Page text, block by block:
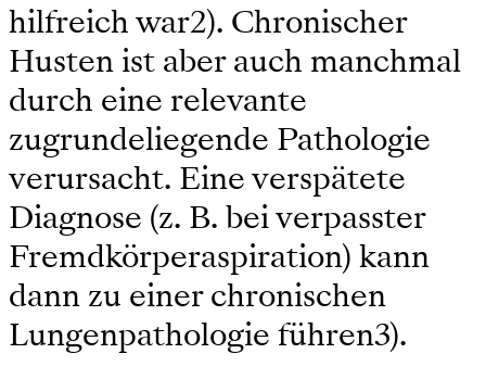
hilfreich war2). Chronischer
Husten ist aber auch manchmal
durch eine relevante
zugrundeliegende Pathologie
verursacht. Eine verspätete
Diagnose (z. B. bei verpasster
Fremdkörperaspiration) kann
dann zu einer chronischen
Lungenpathologie führen3).